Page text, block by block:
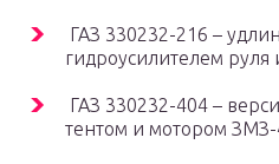
ГАЗ 330232-216 –
гидроусилителем
ГАЗ 330232-404 –
тентом и мотором ЗМЗ-